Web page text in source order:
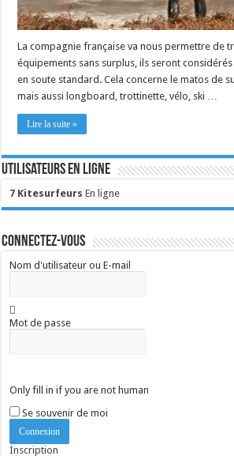
La compagnie française va nous permettre de
équipements sans surplus, ils seront
en soute standard. Cela concerne le matos de
mais aussi longboard, trottinette, vélo, ski …
Lire la suite »
Utilisateurs en ligne
7 Kitesurfeurs En ligne
Connectez-vous
Nom d'utilisateur ou E-mail
Mot de passe
Only fill in if you are not human
Se souvenir de moi
Inscription